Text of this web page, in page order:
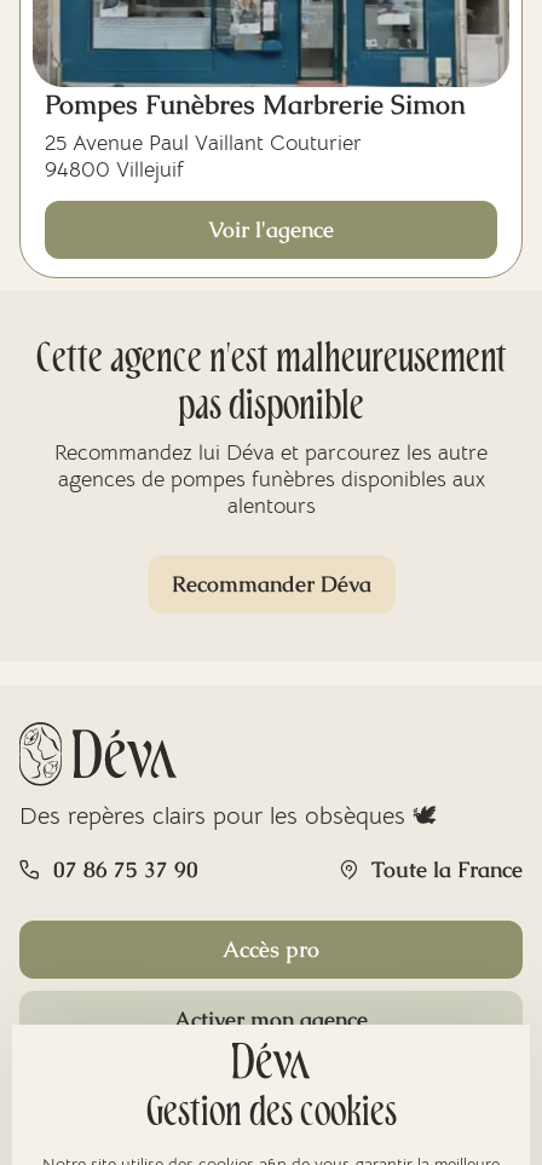
Pompes Funèbres Marbrerie Simon
25 Avenue Paul Vaillant Couturier
94800 Villejuif
Voir l'agence
Cette agence n'est malheureusement
pas disponible
Recommandez lui Déva et parcourez les autre
agences de pompes funèbres disponibles aux
alentours
Recommander Déva
Des repères clairs pour les obsèques 🕊️
07 86 75 37 90 Toute la France
Accès pro
Activer mon agence
Gestion des cookies